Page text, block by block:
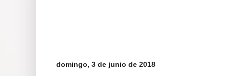
domingo, 3 de junio de 2018